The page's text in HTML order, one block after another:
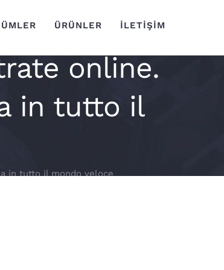
ÜRÜNLER İLETİŞİM
online.
in tutto il
in tutto il mondo veloce